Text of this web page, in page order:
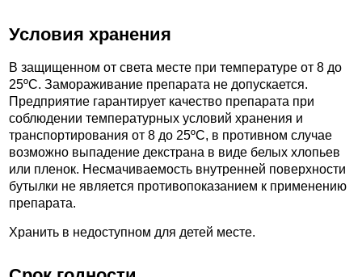
Условия хранения
В защищенном от света месте при температуре от 8 до
25ºС. Замораживание препарата не допускается.
Предприятие гарантирует качество препарата при
соблюдении температурных условий хранения и
транспортирования от 8 до 25ºС, в противном случае
возможно выпадение декстрана в виде белых хлопьев
или пленок. Несмачиваемость внутренней поверхности
бутылки не является противопоказанием к применению
препарата.
Хранить в недоступном для детей месте.